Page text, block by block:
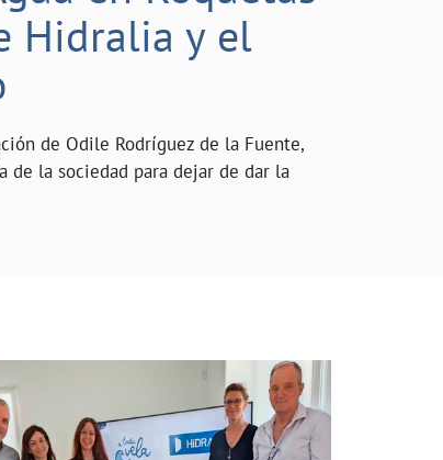
Hidralia y el
de Odile Rodríguez de la Fuente,
de la sociedad para dejar de dar la